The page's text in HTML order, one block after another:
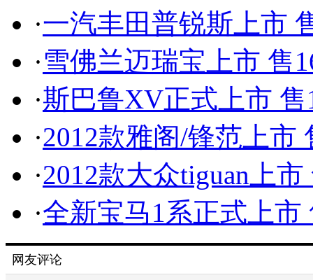
·一汽丰田普锐斯上市
·雪佛兰迈瑞宝上市 售
·斯巴鲁XV正式上市 售
·2012款雅阁/锋范上市
·2012款大众tiguan上市
·全新宝马1系正式上市
网友评论